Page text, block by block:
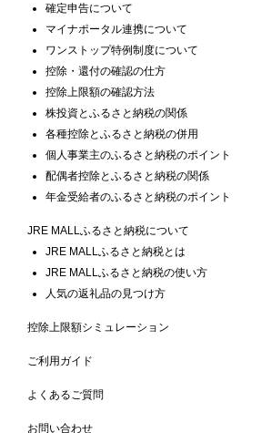
確定申告について
マイナポータル連携について
ワンストップ特例制度について
控除・還付の確認の仕方
控除上限額の確認方法
株投資とふるさと納税の関係
各種控除とふるさと納税の併用
個人事業主のふるさと納税のポイント
配偶者控除とふるさと納税の関係
年金受給者のふるさと納税のポイント
JRE MALLふるさと納税について
JRE MALLふるさと納税とは
JRE MALLふるさと納税の使い方
人気の返礼品の見つけ方
控除上限額シミュレーション
ご利用ガイド
よくあるご質問
お問い合わせ